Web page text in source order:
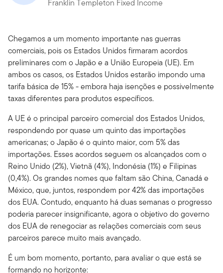
Franklin Templeton Fixed Income
Chegamos a um momento importante nas guerras
comerciais, pois os Estados Unidos firmaram acordos
preliminares com o Japão e a União Europeia (UE). Em
ambos os casos, os Estados Unidos estarão impondo uma
tarifa básica de 15% - embora haja isenções e possivelmente
taxas diferentes para produtos específicos.
A UE é o principal parceiro comercial dos Estados Unidos,
respondendo por quase um quinto das importações
americanas; o Japão é o quinto maior, com 5% das
importações. Esses acordos seguem os alcançados com o
Reino Unido (2%), Vietnã (4%), Indonésia (1%) e Filipinas
(0,4%). Os grandes nomes que faltam são China, Canadá e
México, que, juntos, respondem por 42% das importações
dos EUA. Contudo, enquanto há duas semanas o progresso
poderia parecer insignificante, agora o objetivo do governo
dos EUA de renegociar as relações comerciais com seus
parceiros parece muito mais avançado.
É um bom momento, portanto, para avaliar o que está se
formando no horizonte: